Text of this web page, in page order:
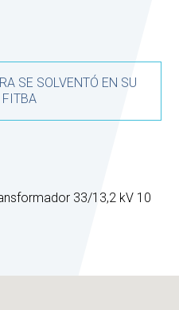
SE SOLVENTÓ EN SU
FITBA
33/13,2 kV 10